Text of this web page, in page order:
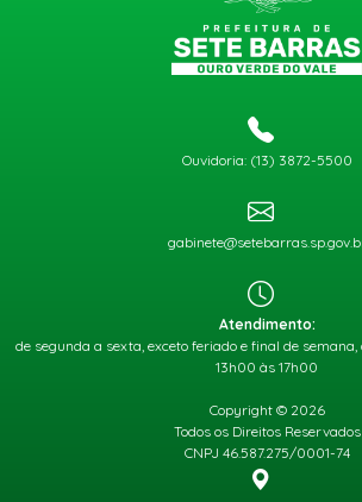
Ouvidoria: (13) 3872-5500
Atendimento:
de segunda a sexta, exceto feriado e final de
13h00 às 17h00
Copyright © 2026
Todos os Direitos Reservados
CNPJ 46.587.275/0001-74